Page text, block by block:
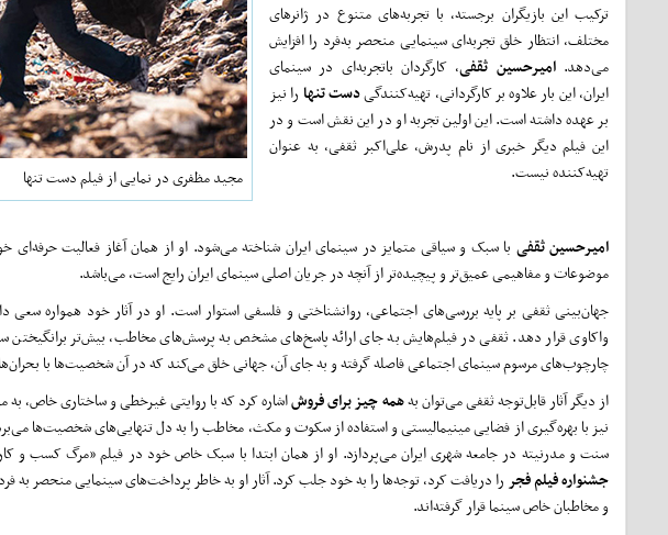
مجید مظفری در نمایی از فیلم دست تنها
ترکیب این بازیگران برجسته، با تجربه‌های متنوع در ژانرهای
مختلف، انتظار خلق تجربه‌ای سینمایی منحصر به‌فرد را افزایش
می‌دهد.امیرحسین ثقفی، کارگردان باتجربه‌ای در سینمای
ایران، این بار علاوه بر کارگردانی، تهیه‌کنندگیدست تنها را نیز
بر عهده داشته است. این اولین تجربه او در این نقش است و در
این فیلم دیگر خبری از نام پدرش، علی‌اکبر ثقفی، به عنوان
تهیه‌کننده نیست.
امیرحسین ثقفی با سبک و سیاقی متمایز در سینمای ایران شناخته می‌شود. او از همان آغاز فعالیت حرفه‌ای
موضوعات و مفاهیمی عمیق‌تر و پیچیده‌تر از آنچه در جریان اصلی سینمای ایران رایج است، می‌باشد.
جهان‌بینی ثقفی بر پایه‌ بررسی‌های اجتماعی، روانشناختی و فلسفی استوار است. او در آثار خود همواره سعی
واکاوی قرار دهد. ثقفی در فیلم‌هایش به جای ارائه پاسخ‌های مشخص به پرسش‌های مخاطب، بیش‌تر برانگیختن
چارچوب‌های مرسوم سینمای اجتماعی فاصله گرفته و به جای آن، جهانی خلق می‌کند که در آن شخصیت‌ها با
از دیگر آثار قابل‌توجه ثقفی می‌توان بههمه چیز برای فروشاشاره کرد که با روایتی غیرخطی و ساختاری خاص،
نیز با بهره‌گیری از فضایی مینیمالیستی و استفاده از سکوت و مکث، مخاطب را به دل تنهایی‌های شخصیت‌ها
سنت و مدرنیته در جامعه شهری ایران می‌پردازد. او از همان ابتدا با سبک خاص خود در فیلم «مرگ کسب ‌و
جشنواره فیلم فجر را دریافت کرد، توجه‌ها را به خود جلب کرد. آثار او به خاطر پرداخت‌های سینمایی منحصر به
و مخاطبان خاص سینما قرار گرفته‌اند.